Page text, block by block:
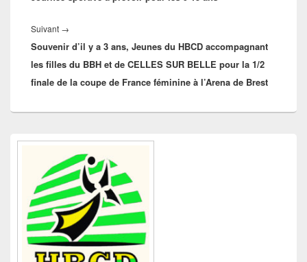
Suivant →
suivant :
Souvenir d’il y a 3 ans, Jeunes du HBCD accompagnant
les filles du BBH et de CELLES SUR BELLE pour la 1/2
finale de la coupe de France féminine à l’Arena de Brest
Zone
barre
latérale